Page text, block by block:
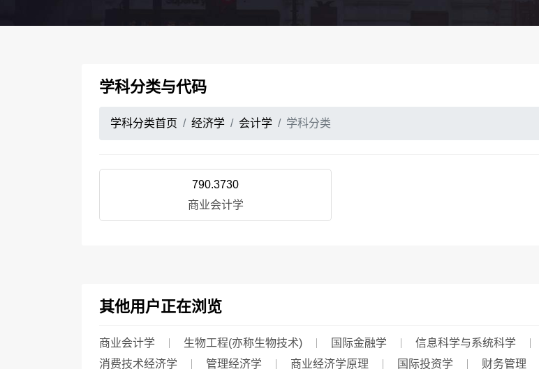
学科分类与代码
学科分类首页 经济学 会计学 学科分类
790.3730
商业会计学
其他用户正在浏览
商业会计学 生物工程(亦称生物技术) 国际金融学 信息科学与系统科学
消费技术经济学
管理经济学 商业经济学原理 国际投资学 财务管理